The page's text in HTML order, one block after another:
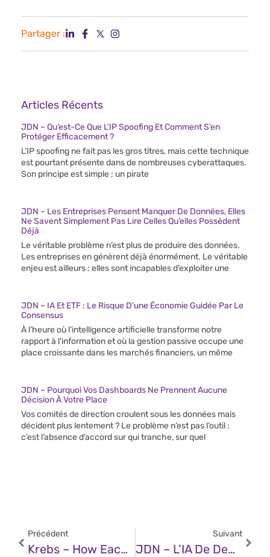
Partager :
Articles Récents
JDN – Qu’est-Ce Que L’IP Spoofing Et Comment S’en
Protéger Efficacement ?
L’IP spoofing ne fait pas les gros titres, mais cette technique
est pourtant présente dans de nombreuses cyberattaques.
Son principe est simple ; un pirate
JDN – Les Entreprises Pensent Manquer De Données, Elles
Ne Savent Simplement Pas Lire Celles Qu’elles Possèdent
Déjà
Le véritable problème n’est plus de produire des données.
Les entreprises en génèrent déjà énormément. Le véritable
enjeu est ailleurs : elles sont incapables d’exploiter une
JDN – IA Et ETF : Le Risque D’une Économie Guidée Par Le
Consensus
À l’heure où l’intelligence artificielle transforme notre
rapport à l’information et où la gestion passive occupe une
place croissante dans les marchés financiers, un même
JDN – Pourquoi Vos Dashboards Ne Prennent Aucune
Décision À Votre Place
Vos comités de direction croulent sous les données mais
décident plus lentement ? Le problème n’est pas l’outil :
c’est l’absence d’accord sur qui tranche, sur quel
Précédent
Krebs – How Each Pillar Of The 1st Amendment Is Under Attack
Suivant
JDN – L’IA De Demain : Hybride, Open Source Et Autonome